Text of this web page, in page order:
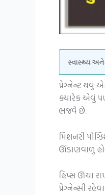
સ્વાસ્થ્ય અને
પ્રેગ્નેન્ટ થવું
ક્યારેક એવું
ભજવે છે.
મિશનરી
ઊંડાણવાળુ
હિપ્સ ઊંચા
પ્રેગ્નેન્સી